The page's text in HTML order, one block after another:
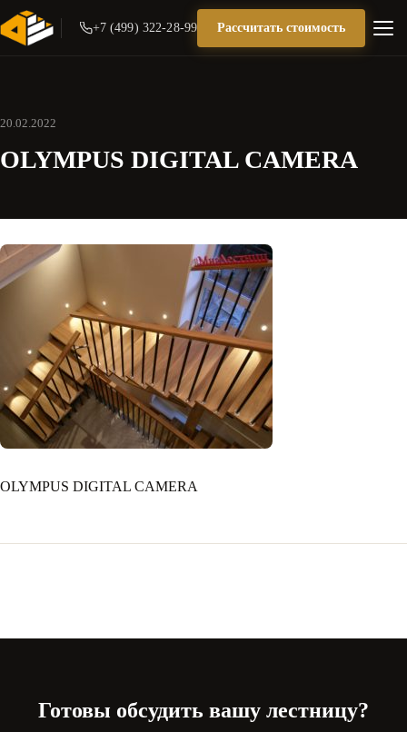
+7 (499) 322-28-99 Рассчитать стоимость
20.02.2022
OLYMPUS DIGITAL CAMERA
OLYMPUS DIGITAL CAMERA
Готовы обсудить вашу лестницу?